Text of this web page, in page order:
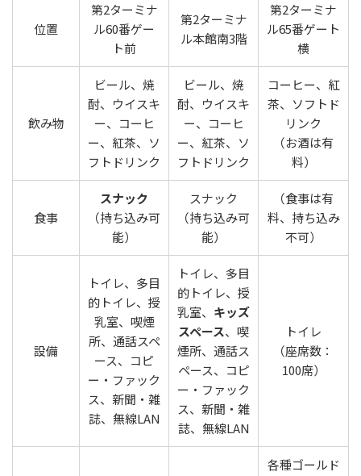
位置
第2ターミナ
ル60番ゲー
ト前
第2ターミナ
ル本館南3階
第2ターミナ
ル65番ゲート
横
飲み物
ビール、焼
酎、ウイスキ
ー、コーヒ
ー、紅茶、ソ
フトドリンク
ビール、焼
酎、ウイスキ
ー、コーヒ
ー、紅茶、ソ
フトドリンク
コーヒー、紅
茶、ソフトド
リンク
（お酒は有
料）
食事
スナック
（持ち込み可
能）
スナック
（持ち込み可
能）
（食事は有
料、持ち込み
不可）
設備
トイレ、多目
的トイレ、授
乳室、喫煙
所、通話スペ
ース、コピ
ー・ファック
ス、新聞・雑
誌、無線LAN
トイレ、多目
的トイレ、授
乳室、 キッズ
スペース、喫
煙所、通話ス
ペース、コピ
ー・ファック
ス、新聞・雑
誌、無線LAN
トイレ
（座席数：
100席）
各種ゴールド